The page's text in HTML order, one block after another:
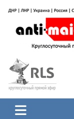
содержимому
на Украине
гражданской войне
ЛНР и других регионах.